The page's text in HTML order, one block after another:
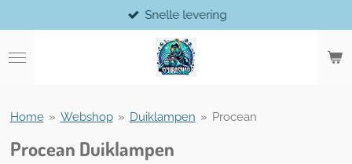
direct
naar
de
Snelle levering
Home » Webshop » Duiklampen » Procean
Procean Duiklampen